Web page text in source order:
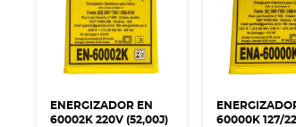
ENERGIZADOR EN
60002K 220V (52,00J)
60000K 127/